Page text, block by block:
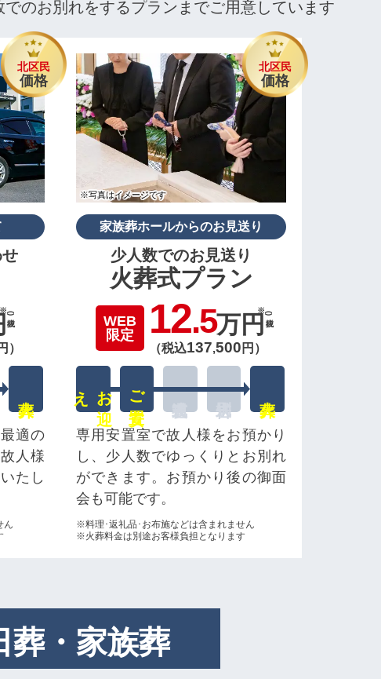
のお別れをするプランまでご用意しています
北区民
価格
(税抜)
）
適の
人様
たし
ん
北区民
価格
※写真はイメージです
家族葬ホールからのお見送り
少人数でのお見送り
火葬式プラン
WEB
限定
12.5万円 (税抜)
（税込137,500 円）
お
迎
え ご安置
専用安置室で故人様をお預かり
し、少人数でゆっくりとお別れ
ができます。お預かり後の御面
会も可能です。
※料理･返礼品･お布施などは含まれません
※火葬料金は別途お客様負担となります
葬・家族葬